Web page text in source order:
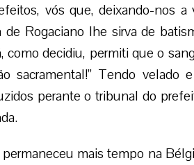
vós que, deixando-nos a
Rogaciano lhe sirva de
como decidiu, permiti que o
sacramental!” Tendo velado
perante o tribunal do
mais tempo na